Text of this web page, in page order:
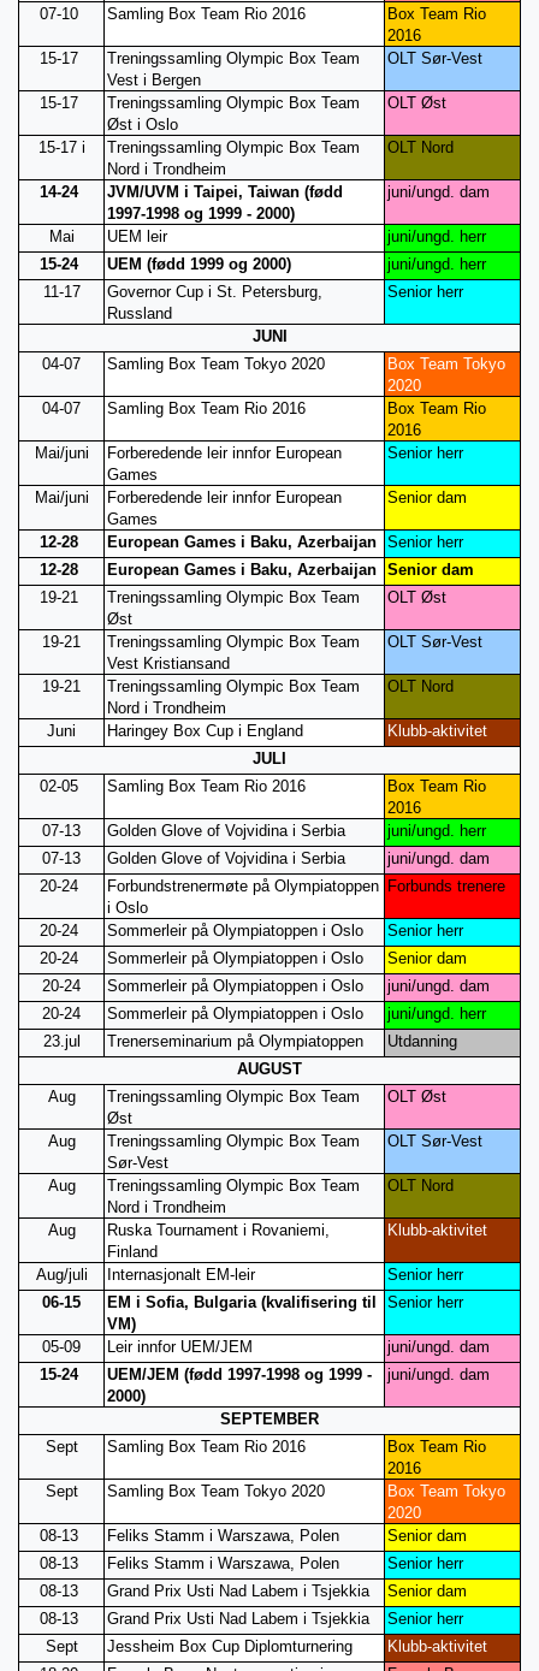
07-10
Samling Box Team Rio 2016
Box Team Rio
2016
15-17
Treningssamling Olympic Box Team
Vest i Bergen
OLT Sør-Vest
15-17
Treningssamling Olympic Box Team
Øst i Oslo
OLT Øst
15-17 i
Treningssamling Olympic Box Team
Nord i Trondheim
OLT Nord
14-24
JVM/UVM i Taipei, Taiwan (fødd
1997-1998 og 1999 - 2000)
juni/ungd. dam
Mai UEM leir
juni/ungd. herr
15-24
UEM (fødd 1999 og 2000)
juni/ungd. herr
11-17
Governor Cup i St. Petersburg,
Russland
Seniorherr
JUNI
04-07
Samling Box Team Tokyo 2020
Box Team Tokyo
2020
04-07
Samling Box Team Rio 2016
Box Team Rio
2016
Mai/juni
Forberedende leir innfor European
Games
Senior herr
Mai/juni
Forberedende leir innfor European
Games
Senior dam
12-28 European Games i Baku, Azerbaijan Senior herr
12-28
European Games i Baku, Azerbaijan Senior dam
19-21
Treningssamling Olympic Box Team
Øst
OLT Øst
19-21
Treningssamling Olympic Box Team
Vest Kristiansand
OLT Sør-Vest
19-21
Treningssamling Olympic Box Team
Nord i Trondheim
OLT Nord
Juni Haringey Box Cup i England
Klubb-aktivitet
JULI
02-05
Samling Box Team Rio 2016
Box Team Rio
2016
07-13
Golden Glove of Vojvidina i Serbia
juni/ungd. herr
07-13
Golden Glove of Vojvidina i Serbia
juni/ungd. dam
20-24
Forbundstrenermøte på Olympiatoppen
i Oslo
Forbunds trenere
20-24 Sommerleir på Olympiatoppen i Oslo
Senior herr
20-24
Sommerleir på Olympiatoppen i Oslo
Senior dam
20-24
Sommerleir på Olympiatoppen i Oslo
juni/ungd. dam
20-24
Sommerleir på Olympiatoppen i Oslo
juni/ungd. herr
23.jul
Trenerseminarium på Olympiatoppen
Utdanning
AUGUST
Aug
Treningssamling Olympic Box Team
Øst
OLT Øst
Aug
Treningssamling Olympic Box Team
Sør-Vest
OLT Sør-Vest
Aug
Treningssamling Olympic Box Team
Nord i Trondheim
OLT Nord
Aug
Ruska Tournament i Rovaniemi,
Finland
Klubb-aktivitet
Aug/juli Internasjonalt EM-leir
Senior herr
06-15
EM i Sofia, Bulgaria (kvalifisering til
VM)
Senior herr
05-09 Leir innfor UEM/JEM
juni/ungd. dam
15-24
UEM/JEM (fødd 1997-1998 og 1999 -
2000)
juni/ungd. dam
SEPTEMBER
Sept
Samling Box Team Rio 2016
Box Team Rio
2016
Sept
Samling Box Team Tokyo 2020
Box Team Tokyo
2020
08-13
Feliks Stamm i Warszawa, Polen
Senior dam
08-13
Feliks Stamm i Warszawa, Polen
Senior herr
08-13
Grand Prix Usti Nad Labem i Tsjekkia
Senior dam
08-13
Grand Prix Usti Nad Labem i Tsjekkia
Senior herr
Sept
Jessheim Box Cup Diplomturnering
Klubb-aktivitet